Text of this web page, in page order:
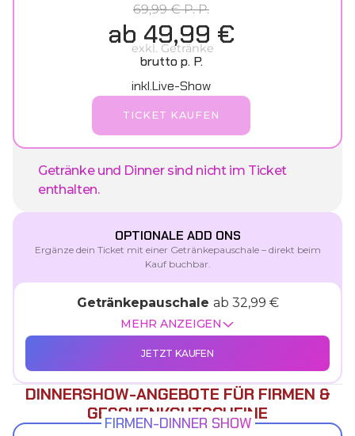
69,99 € P. P.
ab 49,99 €
exkl. Getränke
brutto p. P.
inkl.Live-Show
TICKET KAUFEN
Getränke und Dinner sind nicht im Ticket
enthalten.
OPTIONALE ADD ONS
Ergänze dein Ticket mit einer Getränkepauschale – direkt beim
Kauf buchbar.
Getränkepauschale ab 32,99 €
MEHR ANZEIGEN
JETZT KAUFEN
Getränkepauschale A - Classic | 32,99 €
Getränkepauschale mit Bier, einfache
Weinauswahl (Cuvées) und alkoholfreie
DINNERSHOW-ANGEBOTE FÜR FIRMEN &
GESCHENKGUTSCHEINE
FIRMEN-DINNER SHOW